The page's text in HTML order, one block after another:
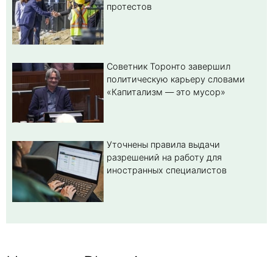
протестов
Советник Торонто завершил
политическую карьеру словами
«Капитализм — это мусор»
Уточнены правила выдачи
разрешений на работу для
иностранных специалистов